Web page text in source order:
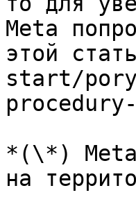
Meta
этой
start/
*(\*) Meta